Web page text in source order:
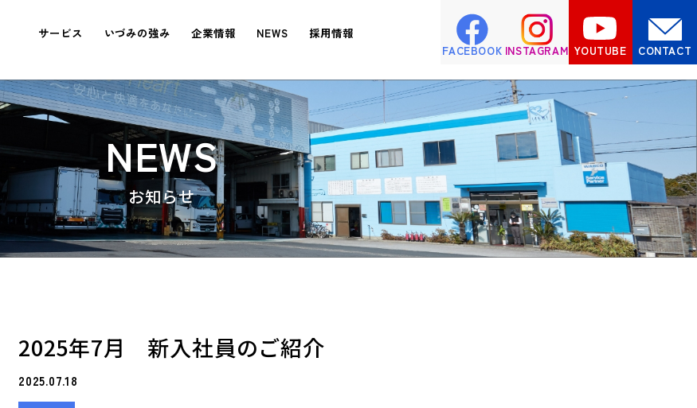
サービス いづみの強み 企業情報 NEWS
採用情報
FACEBOOK INSTAGRAM YOUTUBE CONTACT
NEWS
2025年7月 新入社員のご紹介
2025.07.18